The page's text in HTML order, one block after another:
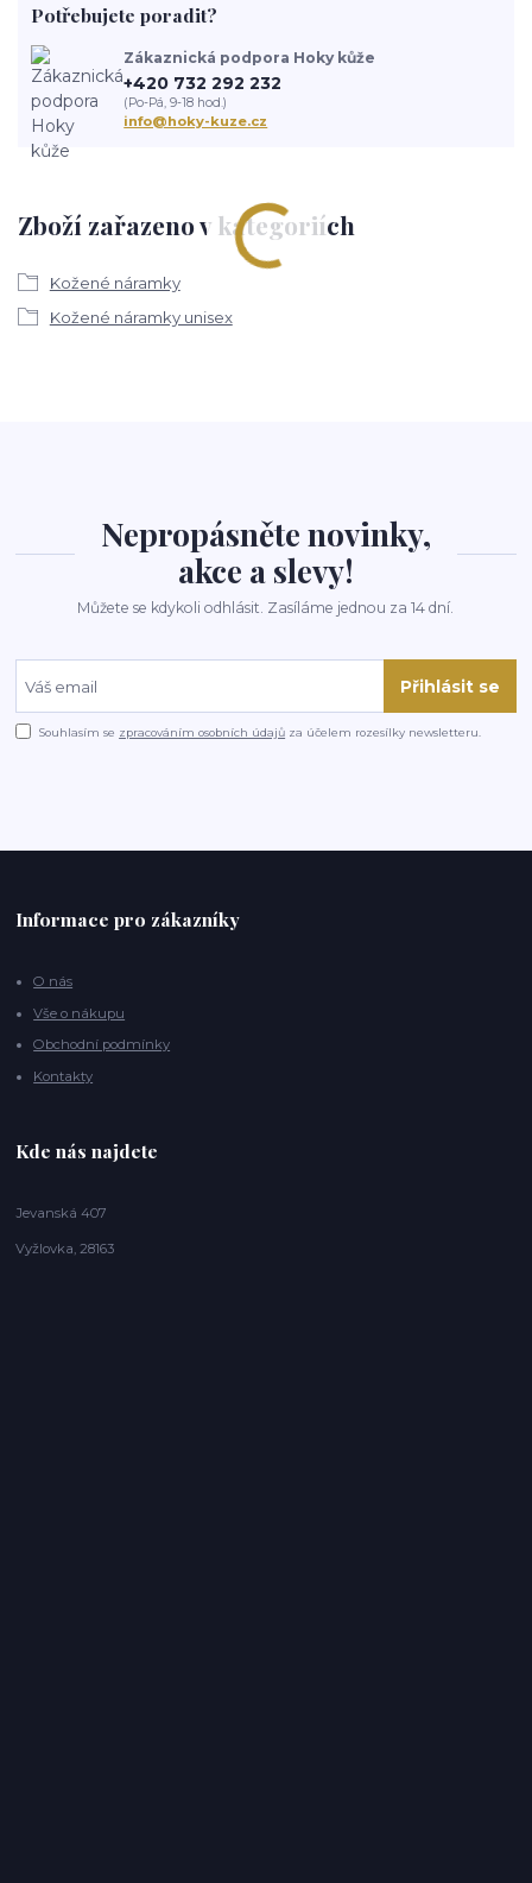
Zboží zařazeno v kategoriích
Kožené náramky
Kožené náramky unisex
Potřebujete poradit?
Zákaznická podpora Hoky kůže
+420 732 292 232
(Po-Pá, 9-18 hod.)
info@hoky-kuze.cz
Nepropásněte novinky,
akce a slevy!
Můžete se kdykoli odhlásit. Zasíláme jednou za 14 dní.
Přihlásit se
Souhlasím se zpracováním osobních údajů za účelem rozesílky newsletteru.
Informace pro zákazníky
O nás
Vše o nákupu
Obchodní podmínky
Kontakty
Kde nás najdete
Jevanská 407
Vyžlovka, 28163